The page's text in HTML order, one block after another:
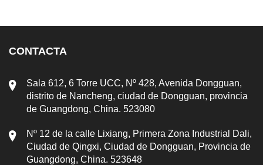
CONTACTA
Sala 612, 6 Torre UCC, Nº 428, Avenida Dongguan,
distrito de Nancheng, ciudad de Dongguan, provincia
de Guangdong, China. 523080
Nº 12 de la calle Lixiang, Primera Zona Industrial Dali,
Ciudad de Qingxi, Ciudad de Dongguan, Provincia de
Guangdong, China. 523648